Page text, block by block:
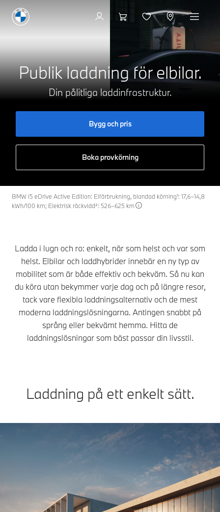
Publik laddning för elbilar.
Din pålitliga laddinfrastruktur.
Bygg och pris
Boka provkörning
BMW i5 eDrive Active Edition: Elförbrukning, blandad körning¹: 17,6–14,8
kWh/100 km; Elektrisk räckvidd²: 526–625 km
Laddning hemma
Ladda i lugn och ro: enkelt, när som helst och var som
helst. Elbilar och laddhybrider innebär en ny typ av
mobilitet som är både effektiv och bekväm. Så nu kan
du köra utan bekymmer varje dag och på längre resor,
tack vare flexibla laddningsalternativ och de mest
moderna laddningslösningarna. Antingen snabbt på
språng eller bekvämt hemma. Hitta de
laddningslösningar som bäst passar din livsstil.
Laddning på ett enkelt sätt.